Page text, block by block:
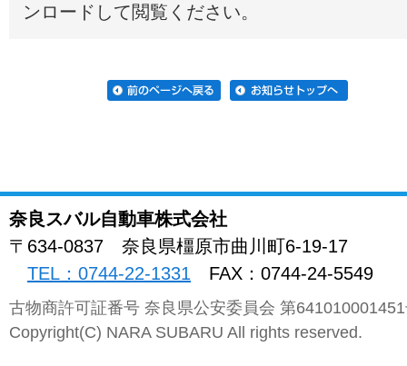
ンロードして閲覧ください。
奈良スバル自動車株式会社
〒634-0837
奈良県橿原市曲川町6-19-17
TEL：0744-22-1331
FAX：0744-24-5549
古物商許可証番号 奈良県公安委員会 第
Copyright(C) NARA SUBARU All rights reserved.